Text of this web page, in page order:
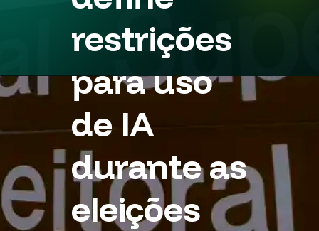
restrições
para uso
de IA
durante as
eleições